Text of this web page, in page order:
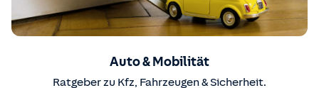
Auto & Mobilität
Ratgeber zu Kfz, Fahrzeugen & Sicherheit.